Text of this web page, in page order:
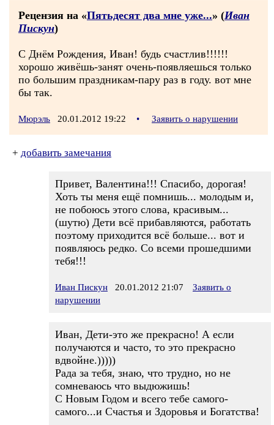
Рецензия на «Пятьдесят два мне уже...» (Иван
Пискун)
С Днём Рождения, Иван! будь счастлив!!!!!!
хорошо живёшь-занят очень-появляешься только
по большим праздникам-пару раз в году. вот мне
бы так.
Мюрэль 20.01.2012 19:22 • Заявить о нарушении
+ добавить замечания
Привет, Валентина!!! Спасибо, дорогая!
Хоть ты меня ещё помнишь... молодым и,
не побоюсь этого слова, красивым...
(шутю) Дети всё прибавляются, работать
поэтому приходится всё больше... вот и
появляюсь редко. Со всеми прошедшими
тебя!!!
Иван Пискун 20.01.2012 21:07
Заявить о
нарушении
Иван, Дети-это же прекрасно! А если
получаются и часто, то это прекрасно
вдвойне.)))))
Рада за тебя, знаю, что трудно, но не
сомневаюсь что выдюжишь!
С Новым Годом и всего тебе самого-
самого...и Счастья и Здоровья и Богатства!